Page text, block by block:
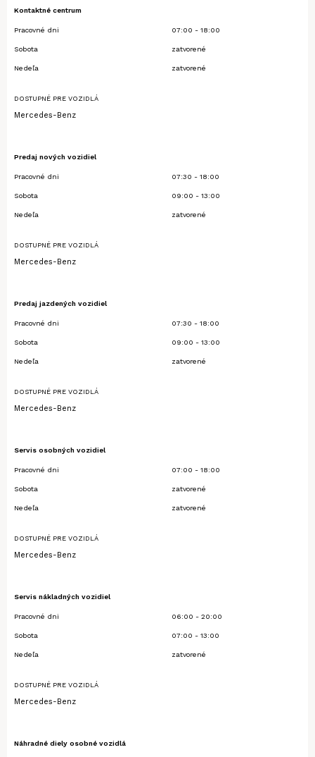
Kontaktné centrum
Pracovné dni 07:00 - 18:00
Sobota zatvorené
Nedeľa zatvorené
DOSTUPNÉ PRE VOZIDLÁ
Mercedes-Benz
Predaj nových vozidiel
Pracovné dni 07:30 - 18:00
Sobota 09:00 - 13:00
Nedeľa zatvorené
DOSTUPNÉ PRE VOZIDLÁ
Mercedes-Benz
Predaj jazdených vozidiel
Pracovné dni 07:30 - 18:00
Sobota 09:00 - 13:00
Nedeľa zatvorené
DOSTUPNÉ PRE VOZIDLÁ
Mercedes-Benz
Servis osobných vozidiel
Pracovné dni 07:00 - 18:00
Sobota zatvorené
Nedeľa zatvorené
DOSTUPNÉ PRE VOZIDLÁ
Mercedes-Benz
Servis nákladných vozidiel
Pracovné dni 06:00 - 20:00
Sobota 07:00 - 13:00
Nedeľa zatvorené
DOSTUPNÉ PRE VOZIDLÁ
Mercedes-Benz
Náhradné diely osobné vozidlá